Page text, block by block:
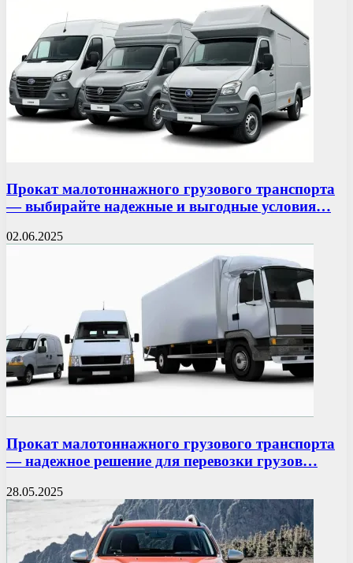
Прокат малотоннажного грузового транспорта
— выбирайте надежные и выгодные условия…
02.06.2025
Прокат малотоннажного грузового транспорта
— надежное решение для перевозки грузов…
28.05.2025